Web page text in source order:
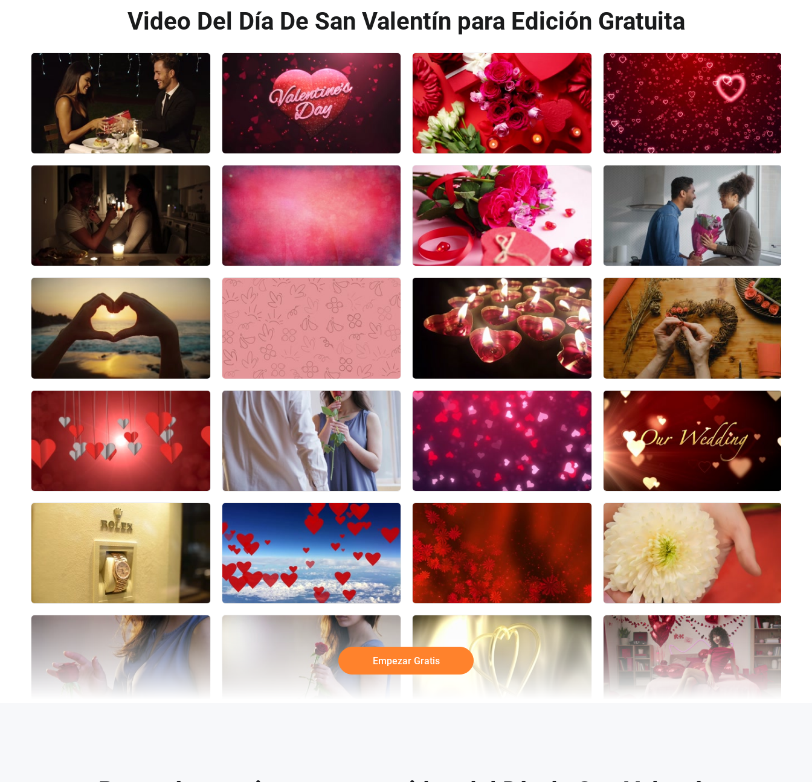
Video Del Día De San Valentín para Edición Gratuita
Empezar Gratis